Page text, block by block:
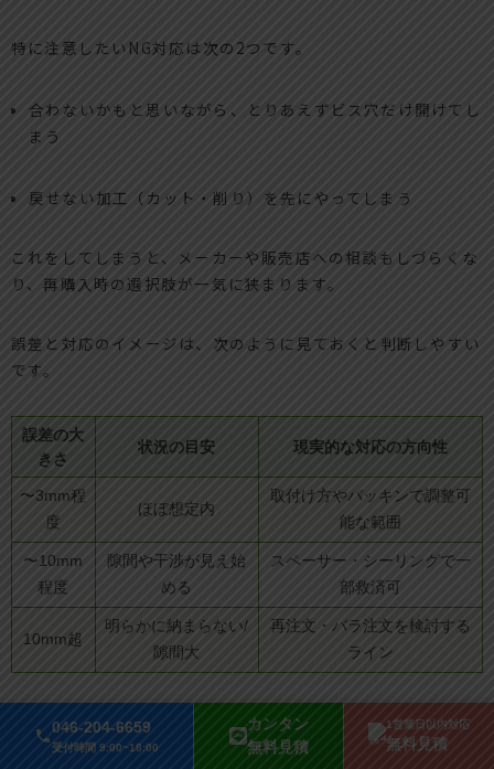
046-204-6659
受付時間 9:00~18:00
カンタン
無料見積
1営業日以内対応
無料見積
特に注意したいNG対応は次の2つです。
合わないかもと思いながら、とりあえずビス穴だけ開けてし
まう
戻せない加工（カット・削り）を先にやってしまう
これをしてしまうと、メーカーや販売店への相談もしづらくな
り、再購入時の選択肢が一気に狭まります。
誤差と対応のイメージは、次のように見ておくと判断しやすい
です。
誤差の大
きさ
状況の目安 現実的な対応の方向性
〜3mm程
度
ほぼ想定内
取付け方やパッキンで調整可
能な範囲
〜10mm
程度
隙間や干渉が見え始
める
スペーサー・シーリングで一
部救済可
10mm超
明らかに納まらない/
隙間大
再注文・バラ注文を検討する
ライン
もう取付けを始めてしまった場合に試せる現場スペー
サー調整とその超えられないライン